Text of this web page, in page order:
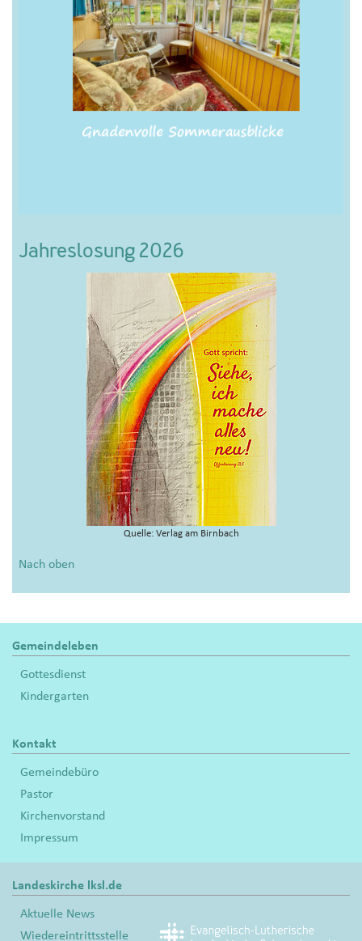
Jahreslosung 2026
Quelle: Verlag am Birnbach
Nach oben
Gemeindeleben
Gottesdienst
Kindergarten
Kontakt
Gemeindebüro
Pastor
Kirchenvorstand
Impressum
Landeskirche lksl.de
Aktuelle News
Wiedereintrittsstelle